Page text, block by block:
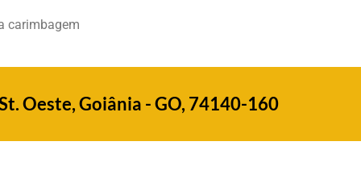
carimbagem
Oeste, Goiânia - GO, 74140-160